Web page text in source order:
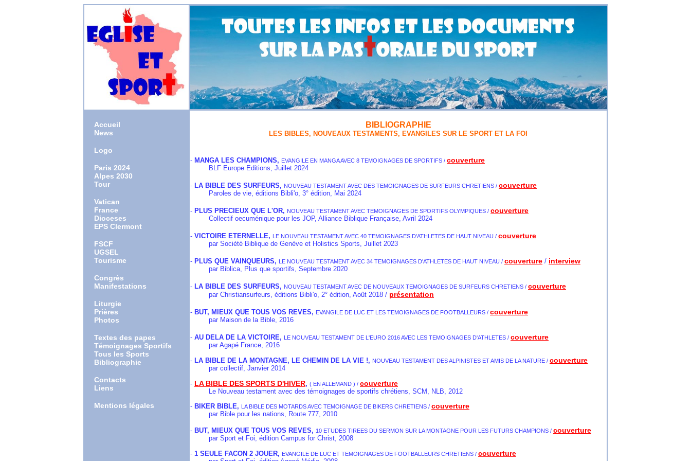
Accueil
News
Logo
Paris 2024
Alpes 2030
Tour
Vatican
France
Dioceses
EPS Clermont
FSCF
UGSEL
Tourisme
Congrès
Manifestations
Liturgie
Prières
Photos
Textes des papes
Témoignages Sportifs
Tous les Sports
Bibliographie
Contacts
Liens
Mentions légales
BIBLIOGRAPHIE
LES BIBLES, NOUVEAUX TESTAMENTS, EVANGILES SUR LE SPORT ET LA FOI
- MANGA LES CHAMPIONS, EVANGILE EN MANGA AVEC 8 TEMOIGNAGES DE SPORTIFS / couverture
BLF Europe Editions, Juillet 2024
- LA BIBLE DES SURFEURS, NOUVEAU TESTAMENT AVEC DES TEMOIGNAGES DE SURFEURS CHRETIENS / couverture
Paroles de vie, éditions Bibli'o, 3° édition, Mai 2024
- PLUS PRECIEUX QUE L'OR, NOUVEAU TESTAMENT AVEC TEMOIGNAGES DE SPORTIFS OLYMPIQUES / couverture
Collectif oecuménique pour les JOP, Alliance Biblique Française, Avril 2024
- VICTOIRE ETERNELLE, LE NOUVEAU TESTAMENT AVEC 40 TEMOIGNAGES D'ATHLETES DE HAUT NIVEAU / couverture
par Société Biblique de Genève et Holistics Sports, Juillet 2023
- PLUS QUE VAINQUEURS, LE NOUVEAU TESTAMENT AVEC 34 TEMOIGNAGES D'ATHLETES DE HAUT NIVEAU / couverture / interview
par Biblica, Plus que sportifs, Septembre 2020
- LA BIBLE DES SURFEURS, NOUVEAU TESTAMENT AVEC DE NOUVEAUX TEMOIGNAGES DE SURFEURS CHRETIENS / couverture
par Christiansurfeurs, éditions Bibli'o, 2° édition, Août 2018 / présentation
- BUT, MIEUX QUE TOUS VOS REVES, EVANGILE DE LUC ET LES TEMOIGNAGES DE FOOTBALLEURS / couverture
par Maison de la Bible, 2016
- AU DELA DE LA VICTOIRE, LE NOUVEAU TESTAMENT DE L'EURO 2016 AVEC LES TEMOIGNAGES D'ATHLETES / couverture
par Agapé France, 2016
- LA BIBLE DE LA MONTAGNE, LE CHEMIN DE LA VIE !, NOUVEAU TESTAMENT DES ALPINISTES ET AMIS DE LA NATURE / couverture
par collectif, Janvier 2014
- LA BIBLE DES SPORTS D'HIVER, ( EN ALLEMAND ) / couverture
Le Nouveau testament avec des témoignages de sportifs chrétiens, SCM, NLB, 2012
- BIKER BIBLE, LA BIBLE DES MOTARDS AVEC TEMOIGNAGE DE BIKERS CHRETIENS / couverture
par Bible pour les nations, Route 777, 2010
- BUT, MIEUX QUE TOUS VOS REVES, 10 ETUDES TIREES DU SERMON SUR LA MONTAGNE POUR LES FUTURS CHAMPIONS / couverture
par Sport et Foi, édition Campus for Christ, 2008
- 1 SEULE FACON 2 JOUER, EVANGILE DE LUC ET TEMOIGNAGES DE FOOTBALLEURS CHRETIENS / couverture